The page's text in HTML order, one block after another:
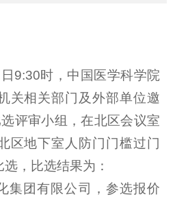
9:30时，中国医学科学院
关相关部门及外部单位邀
评审小组，在北区会议室
区地下室人防门门槛过门
，比选结果为：
集团有限公司，参选报价